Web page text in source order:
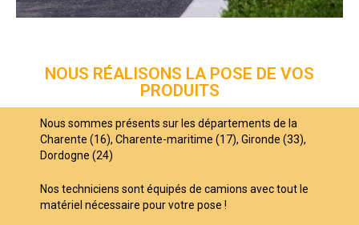
NOUS RÉALISONS LA POSE DE VOS
PRODUITS
Nous sommes présents sur les départements de la
Charente (16), Charente-maritime (17), Gironde (33),
Dordogne (24)
Nos techniciens sont équipés de camions avec tout le
matériel nécessaire pour votre pose !